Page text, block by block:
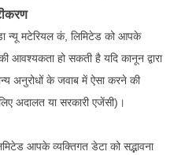
न्यू मटेरियल कं, लिमिटेड को आपके
आवश्यकता हो सकती है यदि कानून द्वारा
अनुरोधों के जवाब में ऐसा करने की
अदालत या सरकारी एजेंसी)।
आपके व्यक्तिगत डेटा को सद्भावना